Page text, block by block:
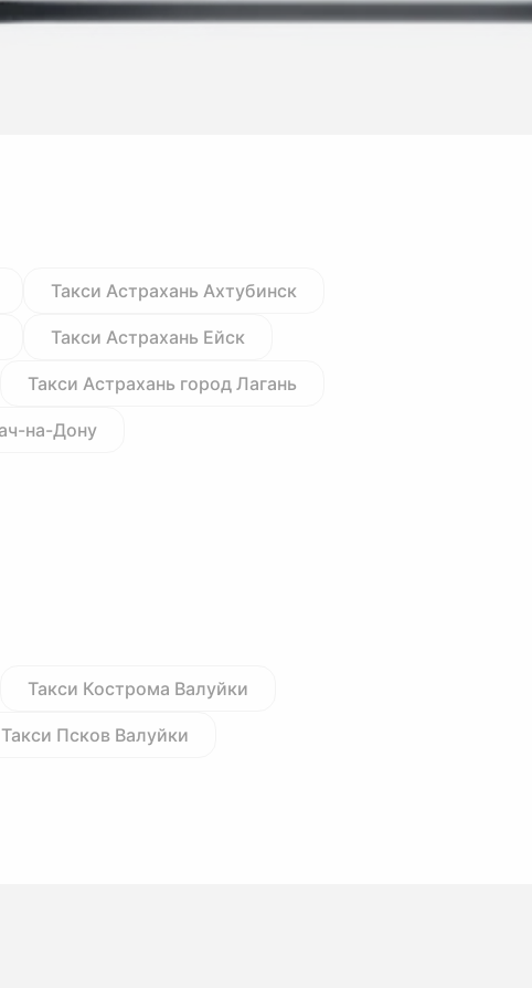
Такси Астрахань Ахтубинск
Такси Астрахань Ейск
Такси Астрахань город Лагань
на-Дону
Такси Кострома Валуйки
Такси Псков Валуйки